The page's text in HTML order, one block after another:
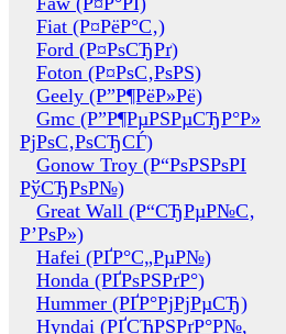
Fiat (Р¤РёР°С‚)
Ford (Р¤РѕСЂРґ)
Foton (Р¤РѕС‚РѕРЅ)
Geely (Р”Р¶РёР»Рё)
Gmc (Р”Р¶РµРЅРµСЂР°Р»
РјРѕС‚РѕСЂСЃ)
Gonow Troy (Р“РѕРЅРѕРІ
РўСЂРѕР№)
Great Wall (Р“СЂРµР№С‚
Р’РѕР»)
Hafei (РҐР°С„РµР№)
Honda (РҐРѕРЅРґР°)
Hummer (РҐР°РјРјРµСЂ)
Hyndai (РҐСЋРЅРґР°Р№,